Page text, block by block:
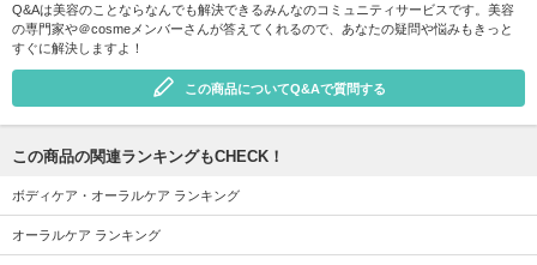
Q&Aは美容のことならなんでも解決できるみんなのコミュニティサービスです。美容
の専門家や＠cosmeメンバーさんが答えてくれるので、あなたの疑問や悩みもきっと
すぐに解決しますよ！
この商品についてQ&Aで質問する
この商品の関連ランキングもCHECK！
ボディケア・オーラルケア ランキング
オーラルケア ランキング